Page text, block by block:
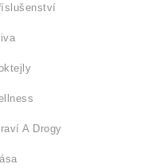
A Drogy